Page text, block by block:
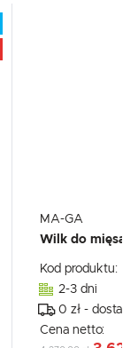
MA-GA
Wilk do mięsa
Kod produktu:
2-3 dni
0 zł -
Cena netto: